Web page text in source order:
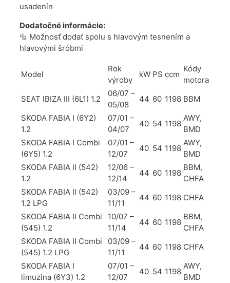
usadenín
Dodatočné informácie:
🔩 Možnosť dodať spolu s hlavovým tesnením a
hlavovými šróbmi
Model
Rok
výroby
kW PS ccm
Kódy
motora
SEAT IBIZA III (6L1) 1.2
06/07 –
05/08
44 60 1198 BBM
SKODA FABIA I (6Y2)
1.2
07/01 –
04/07
40 54 1198
AWY,
BMD
SKODA FABIA I Combi
(6Y5) 1.2
07/01 –
12/07
40 54 1198
AWY,
BMD
SKODA FABIA II (542)
1.2
12/06 –
12/14
44 60 1198
BBM,
CHFA
SKODA FABIA II (542)
1.2 LPG
03/09 –
11/11
44 60 1198 CHFA
SKODA FABIA II Combi
(545) 1.2
10/07 –
11/14
44 60 1198
BBM,
CHFA
SKODA FABIA II Combi
(545) 1.2 LPG
03/09 –
11/11
44 60 1198 CHFA
SKODA FABIA I
limuzina (6Y3) 1.2
07/01 –
12/07
40 54 1198
AWY,
BMD